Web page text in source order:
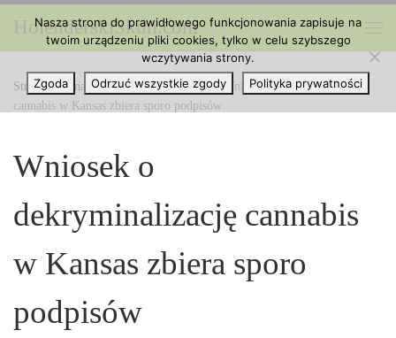
Przejdź do treści
HolenderskiSkun.com
Strona główna » Marihuana na Świecie » Wniosek o dekryminalizację
cannabis w Kansas zbiera sporo podpisów
Wniosek o
dekryminalizację cannabis
w Kansas zbiera sporo
podpisów
Nasza strona do prawidłowego funkcjonowania zapisuje na
twoim urządzeniu pliki cookies, tylko w celu szybszego
wczytywania strony.
Zgoda
Odrzuć wszystkie zgody Polityka prywatności